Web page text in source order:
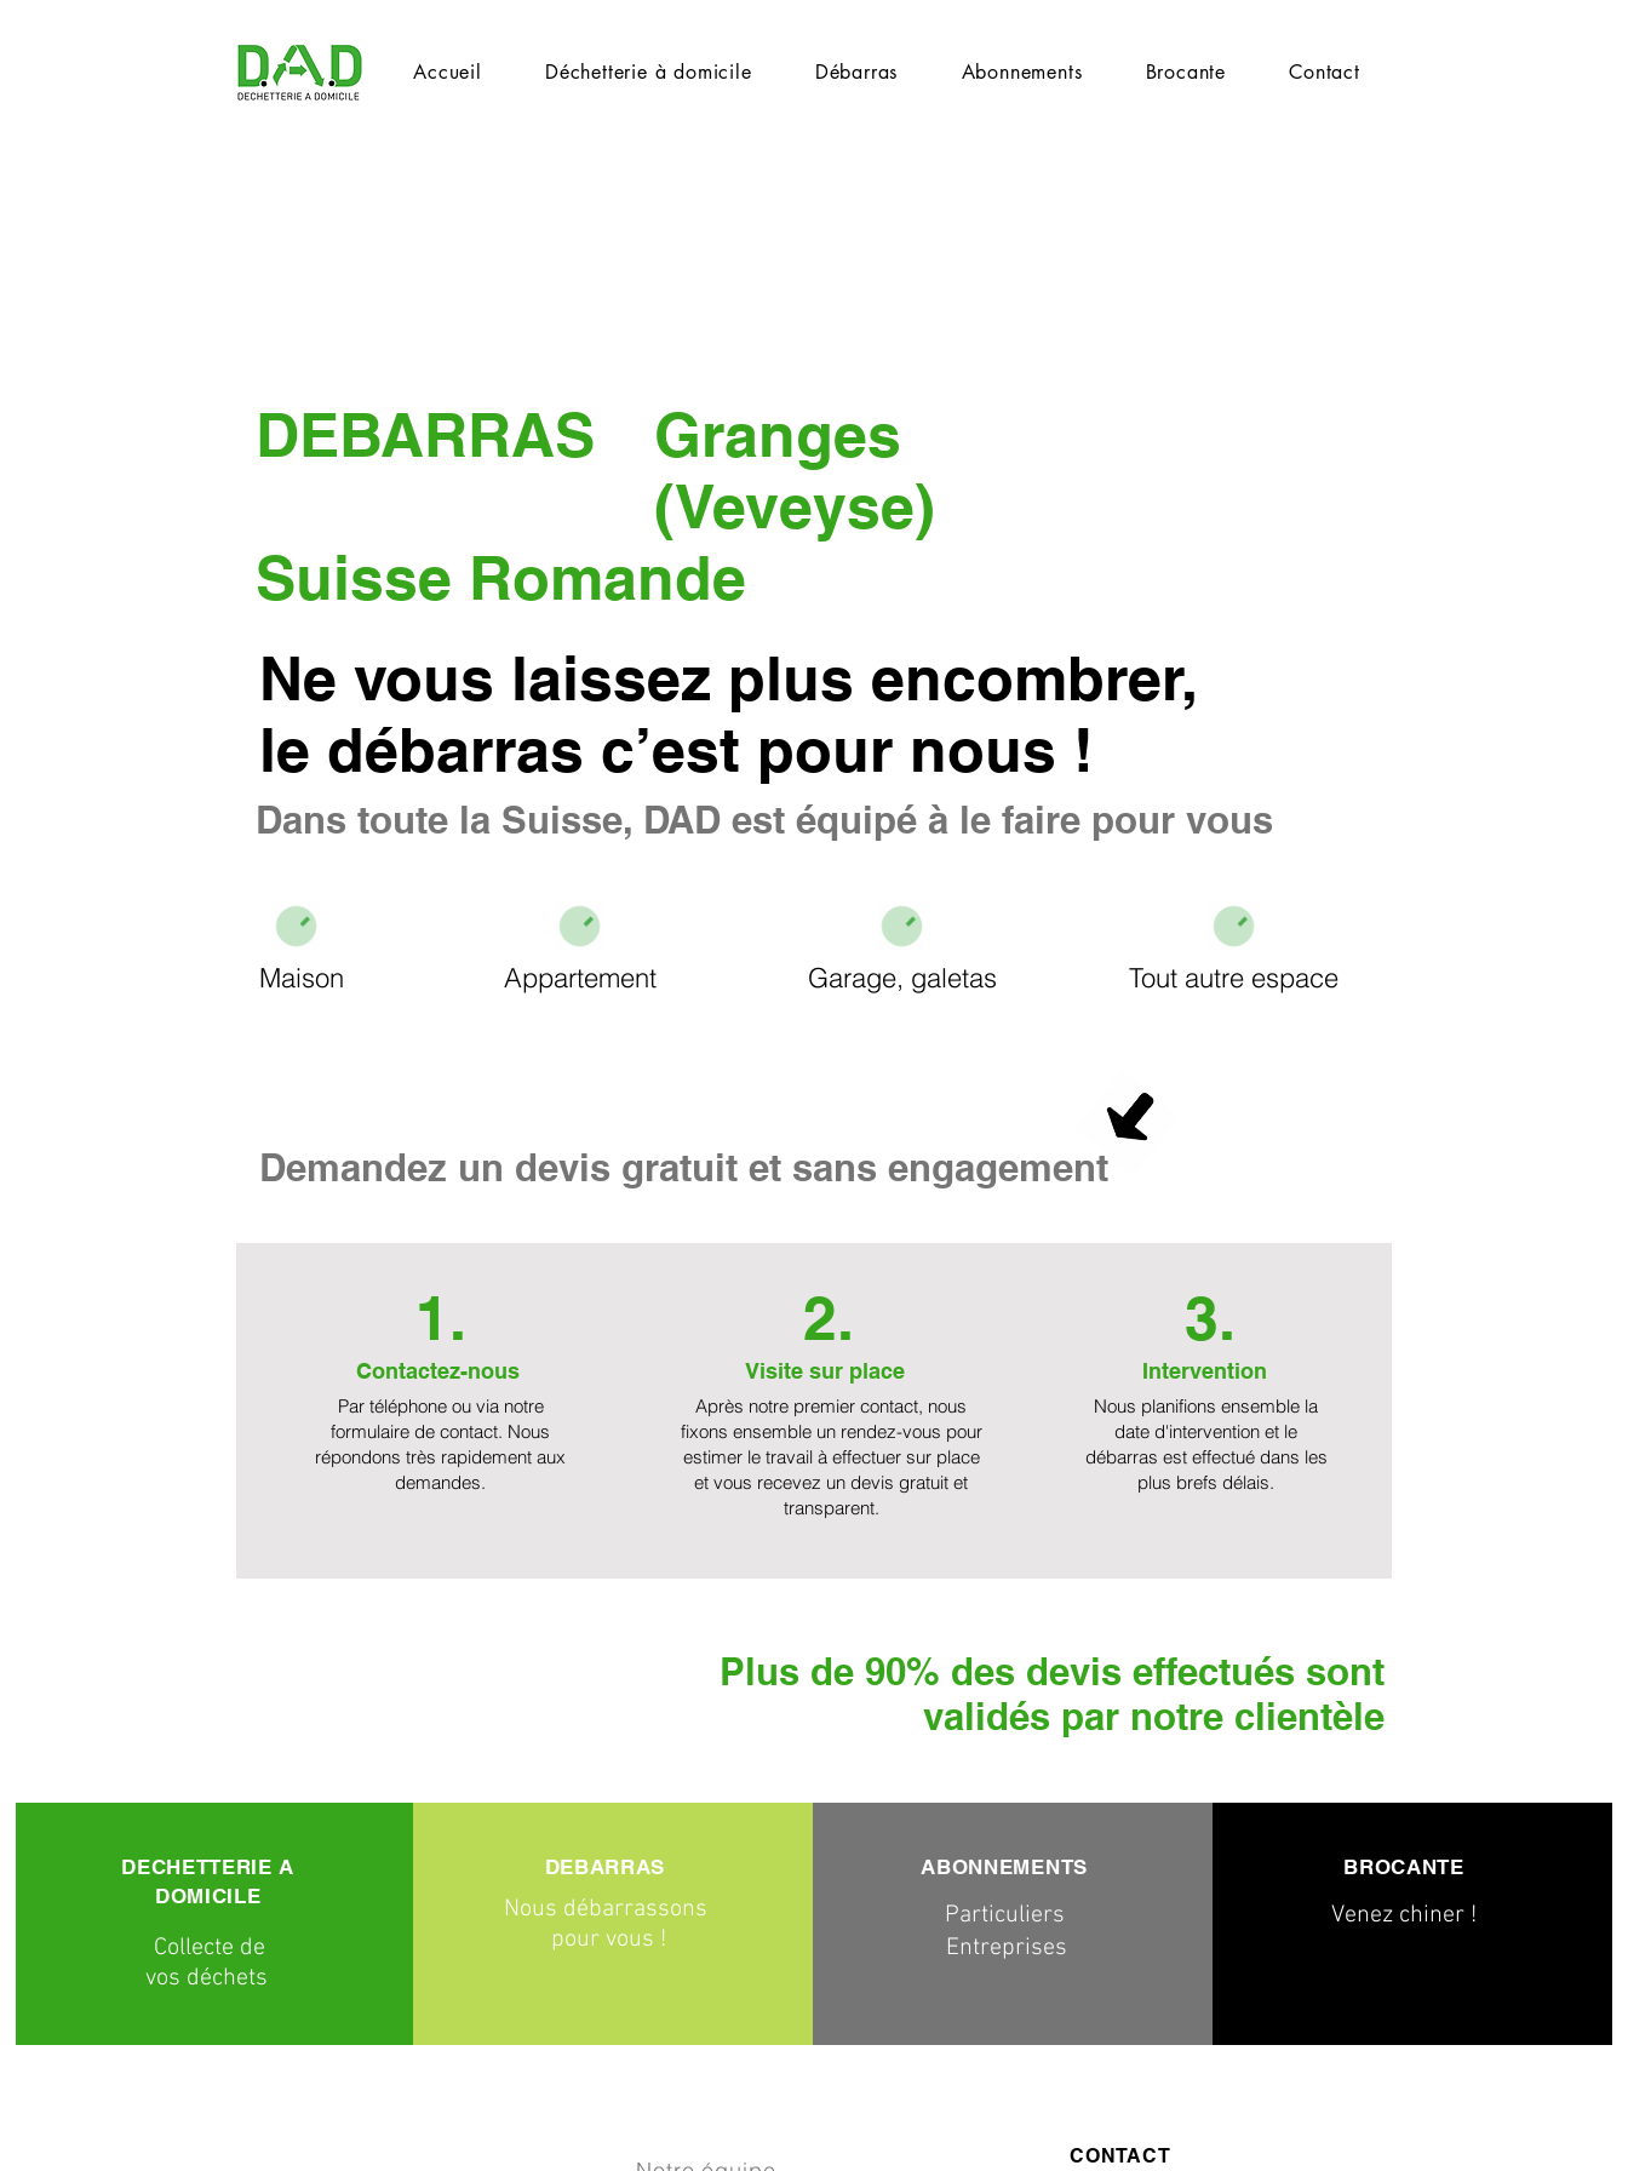
Accueil Déchetterie à domicile Débarras Abonnements Brocante Contact
DEBARRAS
Granges
(Veveyse)
Suisse Romande
Ne vous laissez plus encombrer,
le débarras c’est pour nous !
Dans toute la Suisse, DAD est équipé à le faire pour vous
Maison Appartement Garage, galetas Tout autre espace
Demandez un devis gratuit et sans engagement
1.
Contactez-nous
Par téléphone ou via notre
formulaire de contact. Nous
répondons très rapidement aux
demandes.
2.
Visite sur place
Après notre premier contact, nous
fixons ensemble un rendez-vous pour
estimer le travail à effectuer sur place
et vous recevez un devis gratuit et
transparent.
3.
Intervention
Nous planifions ensemble la
date d'intervention et le
débarras est effectué dans les
plus brefs délais.
Plus de 90% des devis effectués sont
validés par notre clientèle
DECHETTERIE A
DOMICILE
Collecte de
vos déchets
DEBARRAS
Nous débarrassons
pour vous !
ABONNEMENTS
Particuliers
Entreprises
BROCANTE
Venez chiner !
CONTACT